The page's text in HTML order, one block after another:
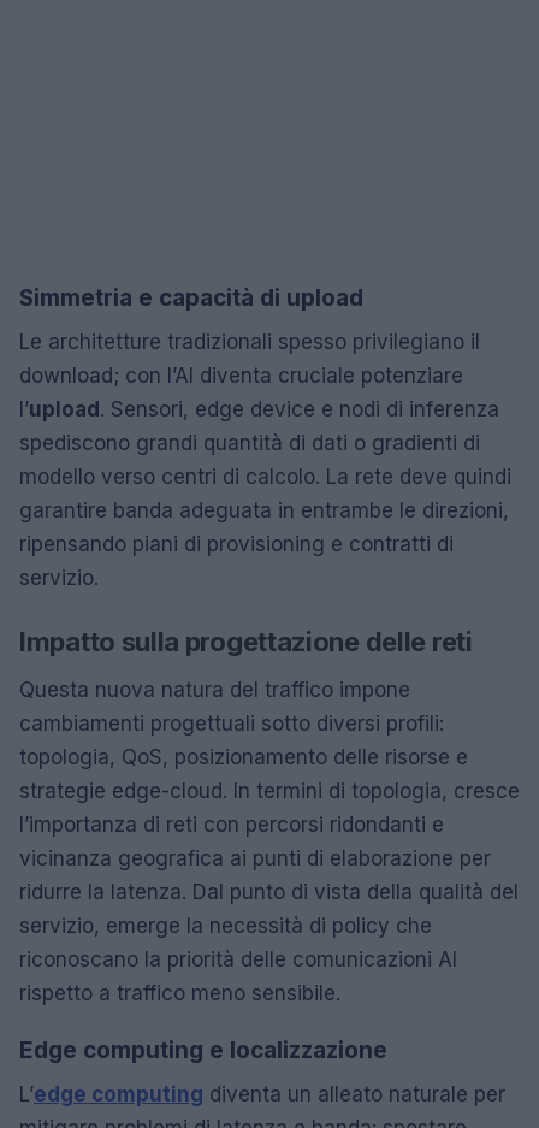
Simmetria e capacità di upload
Le architetture tradizionali spesso privilegiano il
download; con l’AI diventa cruciale potenziare
l’upload . Sensori, edge device e nodi di inferenza
spediscono grandi quantità di dati o gradienti di
modello verso centri di calcolo. La rete deve quindi
garantire banda adeguata in entrambe le direzioni,
ripensando piani di provisioning e contratti di
servizio.
Impatto sulla progettazione delle reti
Questa nuova natura del traffico impone
cambiamenti progettuali sotto diversi profili:
topologia, QoS, posizionamento delle risorse e
strategie edge-cloud. In termini di topologia, cresce
l’importanza di reti con percorsi ridondanti e
vicinanza geografica ai punti di elaborazione per
ridurre la latenza. Dal punto di vista della qualità del
servizio, emerge la necessità di policy che
riconoscano la priorità delle comunicazioni AI
rispetto a traffico meno sensibile.
Edge computing e localizzazione
L’edge computing diventa un alleato naturale per